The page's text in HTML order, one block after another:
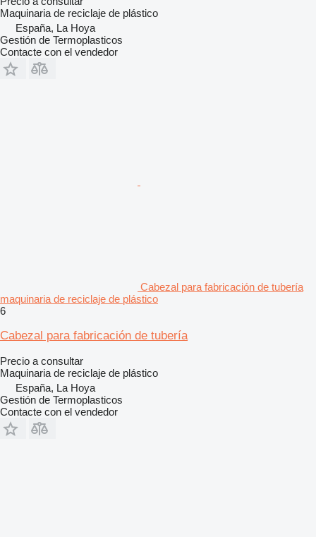
Maquinaria de reciclaje de plástico
España, La Hoya
Gestión de Termoplasticos
Contacte con el vendedor
Cabezal para fabricación de tubería
maquinaria de reciclaje de plástico
6
Cabezal para fabricación de tubería
Precio a consultar
Maquinaria de reciclaje de plástico
España, La Hoya
Gestión de Termoplasticos
Contacte con el vendedor